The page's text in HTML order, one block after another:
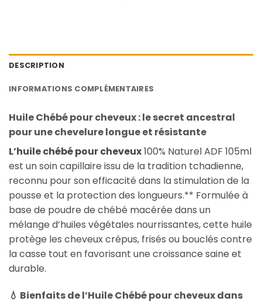
DESCRIPTION
INFORMATIONS COMPLÉMENTAIRES
Huile Chébé pour cheveux : le secret ancestral
pour une chevelure longue et résistante
L’huile chébé pour cheveux100% Naturel ADF 105ml
est un soin capillaire issu de la tradition tchadienne,
reconnu pour son efficacité dans la stimulation de la
pousse et la protection des longueurs.** Formulée à
base de poudre de chébé macérée dans un
mélange d’huiles végétales nourrissantes, cette huile
protège les cheveux crépus, frisés ou bouclés contre
la casse tout en favorisant une croissance saine et
durable.
💧 Bienfaits de l’Huile Chébé pour cheveux dans